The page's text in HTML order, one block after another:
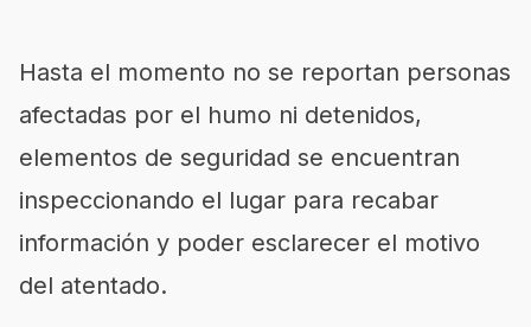
Hasta el momento no se reportan personas
afectadas por el humo ni detenidos,
elementos de seguridad se encuentran
inspeccionando el lugar para recabar
información y poder esclarecer el motivo
del atentado.